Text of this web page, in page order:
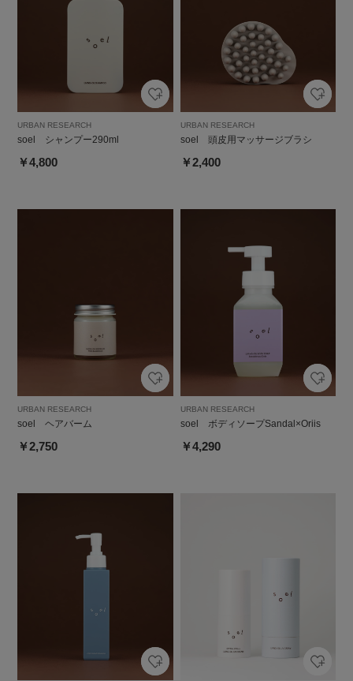
URBAN RESEARCH
soel シャンプー290ml
￥4,800
URBAN RESEARCH
soel 頭皮用マッサージブラシ
￥2,400
URBAN RESEARCH
soel ヘアバーム
￥2,750
URBAN RESEARCH
soel ボディソープSandal×Oriis
￥4,290